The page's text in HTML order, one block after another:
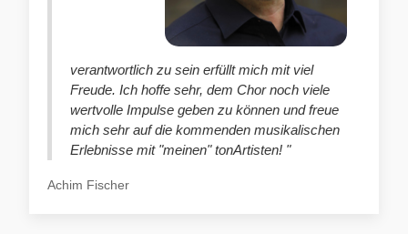
verantwortlich zu sein erfüllt mich mit viel
Freude. Ich hoffe sehr, dem Chor noch viele
wertvolle Impulse geben zu können und freue
mich sehr auf die kommenden musikalischen
Erlebnisse mit "meinen" tonArtisten! "
Achim Fischer